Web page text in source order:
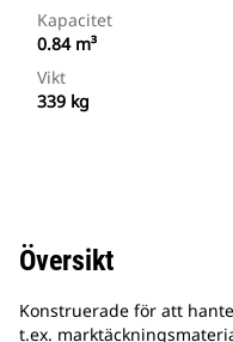
Kapacitet
0.84 m³
Vikt
339 kg
Översikt
Konstruerade för att
t.ex.